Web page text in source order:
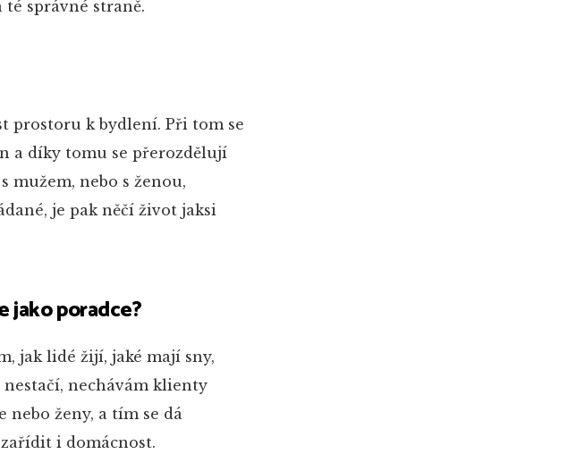
správné straně.
prostoru k bydlení. Při tom se
a díky tomu se přerozdělují
mužem, nebo s ženou,
je pak něčí život jaksi
jako poradce?
jak lidé žijí, jaké mají sny,
nechávám klienty
ženy, a tím se dá
i domácnost.